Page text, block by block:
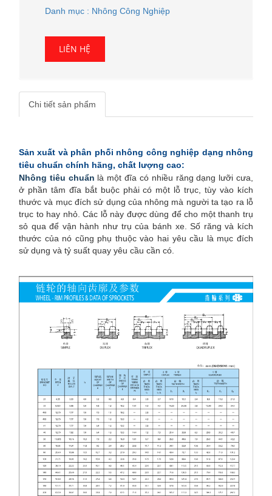
Danh mục : Nhông Công Nghiệp
Chi tiết sản phẩm
Sản xuất và phân phối nhông công nghiệp dạng nhông
tiêu chuẩn chính hãng, chất lượng cao:
Nhông tiêu chuẩn là một đĩa có nhiều răng dạng lưỡi cưa,
ở phần tâm đĩa bắt buộc phải có một lỗ trục, tùy vào kích
thước và mục đích sử dụng của nhông mà người ta tạo ra lỗ
trục to hay nhỏ. Các lỗ này được dùng để cho một thanh trụ
sỏ qua để vận hành như trụ của bánh xe. Số răng và kích
thước của nó cũng phụ thuộc vào hai yêu cầu là mục đích
sử dụng và tỷ suất quay yêu cầu cần có.